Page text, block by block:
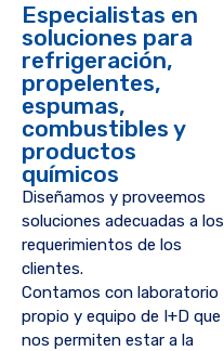
Especialistas en
soluciones para
refrigeración,
propelentes,
espumas,
combustibles y
productos
químicos
Diseñamos y proveemos
soluciones adecuadas a los
requerimientos de los
clientes.
Contamos con laboratorio
propio y equipo de I+D que
nos permiten estar a la